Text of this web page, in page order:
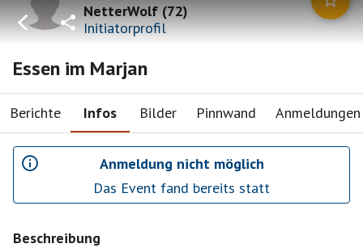
NetterWolf(72)
Initiatorprofil
Essen im Marjan
Berichte Infos Bilder Pinnwand Anmeldungen
Anmeldung nicht möglich
Das Event fand bereits statt
Beschreibung